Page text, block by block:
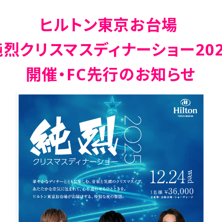
ヒルトン東京お台場
烈クリスマスディナーショー
開催・FC先行のお知らせ